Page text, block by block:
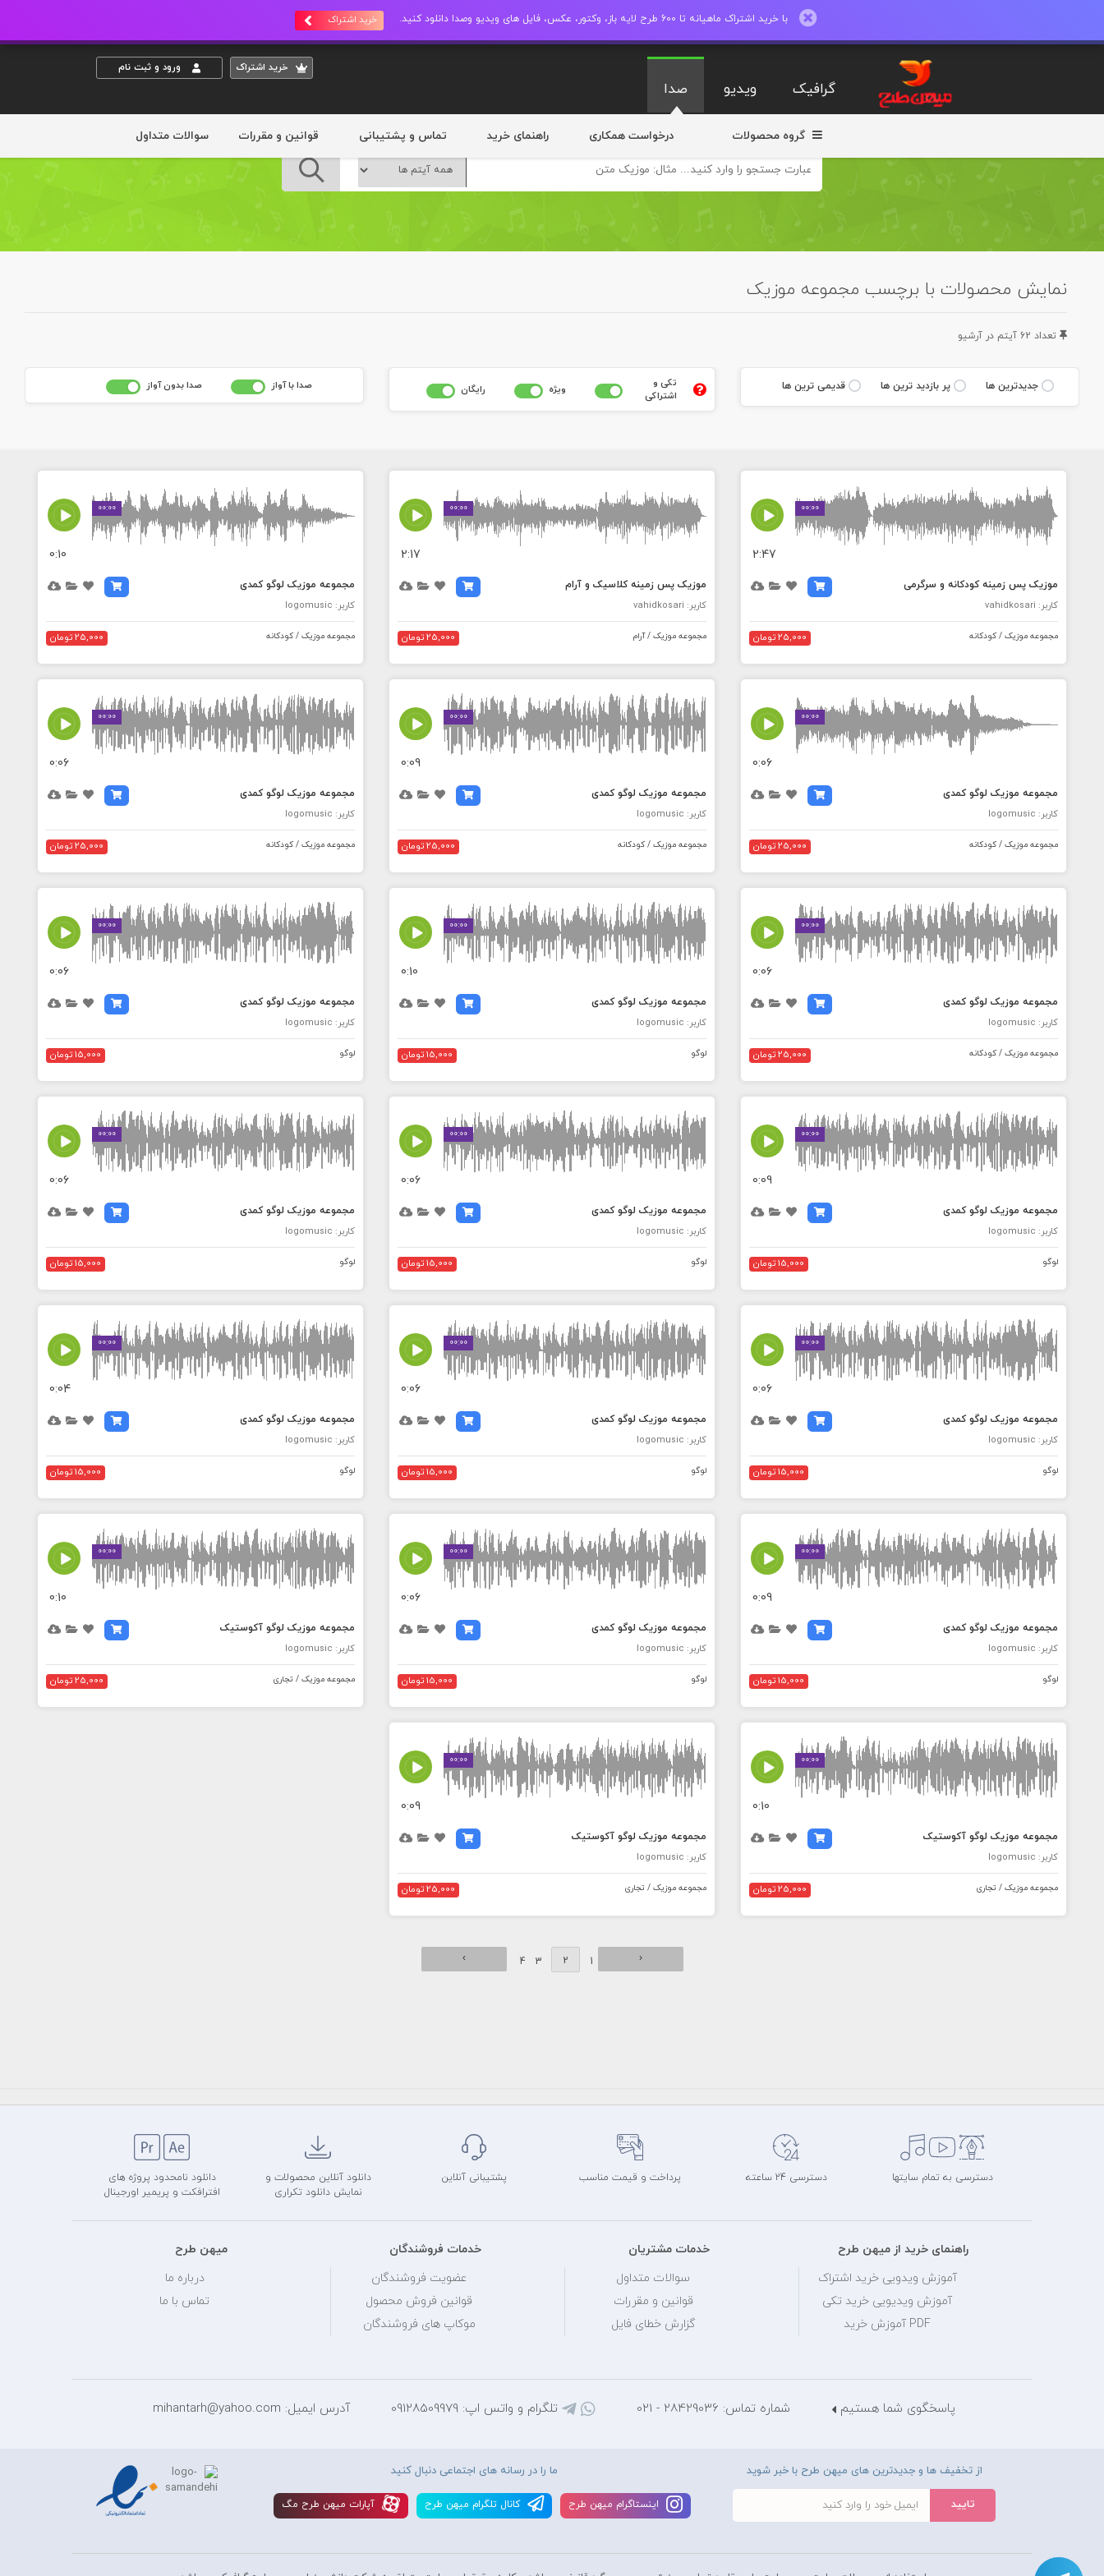
با خرید اشتراک ماهیانه تا 600 طرح لایه باز، وکتور، عکس، فایل های ویدیو وصدا دانلود کنید. خرید اشتراک
خريد اشتراک ورود و ثبت نام
گرافیک ویدیو صدا
گروه محصولات درخواست همکاری راهنمای خرید تماس و پشتیبانی قوانین و مقررات سوالات متداول
نمایش محصولات با برچسب مجموعه موزیک
تعداد 62 آيتم در آرشيو
جديدترين ها پر بازديد ترين ها قديمی ترين ها
تکی و
اشتراکی
ويژه رايگان صدا با آواز صدا بدون آواز
00:00
MEDIA_ELEMENT_ERROR: Empty src attribute
2:47
موزیک پس زمینه کودکانه و سرگرمی
کاربر: vahidkosari
مجموعه موزیک / کودکانه 25,000 تومان
00:00
MEDIA_ELEMENT_ERROR: Empty src attribute
2:17
موزیک پس زمینه کلاسیک و آرام
کاربر: vahidkosari
مجموعه موزیک / آرام 25,000 تومان
00:00
MEDIA_ELEMENT_ERROR: Empty src attribute
0:10
مجموعه موزیک لوگو کمدی
کاربر: logomusic
مجموعه موزیک / کودکانه 25,000 تومان
00:00
MEDIA_ELEMENT_ERROR: Empty src attribute
0:06
مجموعه موزیک لوگو کمدی
کاربر: logomusic
مجموعه موزیک / کودکانه 25,000 تومان
00:00
MEDIA_ELEMENT_ERROR: Empty src attribute
0:09
مجموعه موزیک لوگو کمدی
کاربر: logomusic
مجموعه موزیک / کودکانه 25,000 تومان
00:00
MEDIA_ELEMENT_ERROR: Empty src attribute
0:06
مجموعه موزیک لوگو کمدی
کاربر: logomusic
مجموعه موزیک / کودکانه 25,000 تومان
00:00
MEDIA_ELEMENT_ERROR: Empty src attribute
0:06
مجموعه موزیک لوگو کمدی
کاربر: logomusic
مجموعه موزیک / کودکانه 25,000 تومان
00:00
MEDIA_ELEMENT_ERROR: Empty src attribute
0:10
مجموعه موزیک لوگو کمدی
کاربر: logomusic
لوگو 15,000 تومان
00:00
MEDIA_ELEMENT_ERROR: Empty src attribute
0:06
مجموعه موزیک لوگو کمدی
کاربر: logomusic
لوگو 15,000 تومان
00:00
MEDIA_ELEMENT_ERROR: Empty src attribute
0:09
مجموعه موزیک لوگو کمدی
کاربر: logomusic
لوگو 15,000 تومان
00:00
MEDIA_ELEMENT_ERROR: Empty src attribute
0:06
مجموعه موزیک لوگو کمدی
کاربر: logomusic
لوگو 15,000 تومان
00:00
MEDIA_ELEMENT_ERROR: Empty src attribute
0:06
مجموعه موزیک لوگو کمدی
کاربر: logomusic
لوگو 15,000 تومان
00:00
MEDIA_ELEMENT_ERROR: Empty src attribute
0:06
مجموعه موزیک لوگو کمدی
کاربر: logomusic
لوگو 15,000 تومان
00:00
MEDIA_ELEMENT_ERROR: Empty src attribute
0:06
مجموعه موزیک لوگو کمدی
کاربر: logomusic
لوگو 15,000 تومان
00:00
MEDIA_ELEMENT_ERROR: Empty src attribute
0:04
مجموعه موزیک لوگو کمدی
کاربر: logomusic
لوگو 15,000 تومان
00:00
MEDIA_ELEMENT_ERROR: Empty src attribute
0:09
مجموعه موزیک لوگو کمدی
کاربر: logomusic
لوگو 15,000 تومان
00:00
MEDIA_ELEMENT_ERROR: Empty src attribute
0:06
مجموعه موزیک لوگو کمدی
کاربر: logomusic
لوگو 15,000 تومان
00:00
MEDIA_ELEMENT_ERROR: Empty src attribute
0:10
مجموعه موزیک لوگو آکوستیک
کاربر: logomusic
مجموعه موزیک / تجاری 25,000 تومان
00:00
MEDIA_ELEMENT_ERROR: Empty src attribute
0:10
مجموعه موزیک لوگو آکوستیک
کاربر: logomusic
مجموعه موزیک / تجاری 25,000 تومان
00:00
MEDIA_ELEMENT_ERROR: Empty src attribute
0:09
مجموعه موزیک لوگو آکوستیک
کاربر: logomusic
مجموعه موزیک / تجاری 25,000 تومان
‹
1
2
3
4
›
دسترسی به تمام سایتها دسترسی 24 ساعته پرداخت و قیمت مناسب پشتیبانی آنلاین
دانلود آنلاین محصولات و
نمایش دانلود تکراری
دانلود نامحدود پروژه های
افترافکت و پریمیر اورجینال
راهنمای خرید از میهن طرح
آموزش ویدویی خرید اشتراک
آموزش ویدیویی خرید تکی
PDF آموزش خرید
خدمات مشتریان
سوالات متداول
قوانین و مقررات
گزارش خطای فایل
خدمات فروشندگان
عضویت فروشندگان
قوانین فروش محصول
موکاپ های فروشندگان
میهن طرح
درباره ما
تماس با ما
پاسخگوی شما هستیم شماره تماس: 28429036 - 021 تلگرام و واتس اپ: 09128509979 آدرس ایمیل: mihantarh@yahoo.com
از تخفیف ها و جدیدترین های میهن طرح با خبر شوید ما را در رسانه های اجتماعی دنبال کنید
اينستاگرام ميهن طرح کانال تلگرام ميهن طرح آپارات ميهن طرح مگ